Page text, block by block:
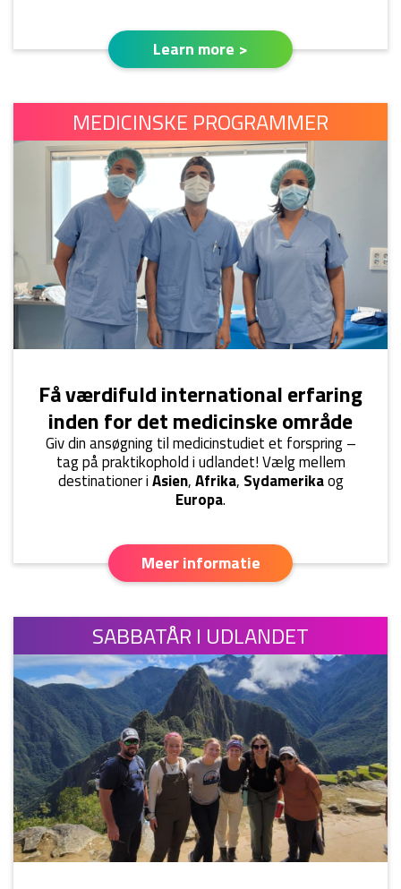
Learn more >
MEDICINSKE PROGRAMMER
Få værdifuld international erfaring
inden for det medicinske område
Giv din ansøgning til medicinstudiet et forspring –
tag på praktikophold i udlandet! Vælg mellem
destinationer iAsien,Afrika, Sydamerikaog
Europa.
Meer informatie
SABBATÅR I UDLANDET